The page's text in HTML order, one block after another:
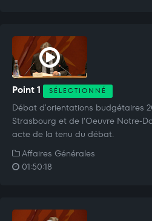
Point 1 SÉLECTIONNÉ
Débat d'orientations budgétaires
Strasbourg et de l'Oeuvre Notre-
acte de la tenu du débat.
Affaires Générales
01:50:18